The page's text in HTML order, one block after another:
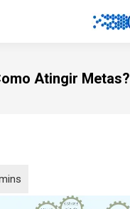
Atingir Metas?